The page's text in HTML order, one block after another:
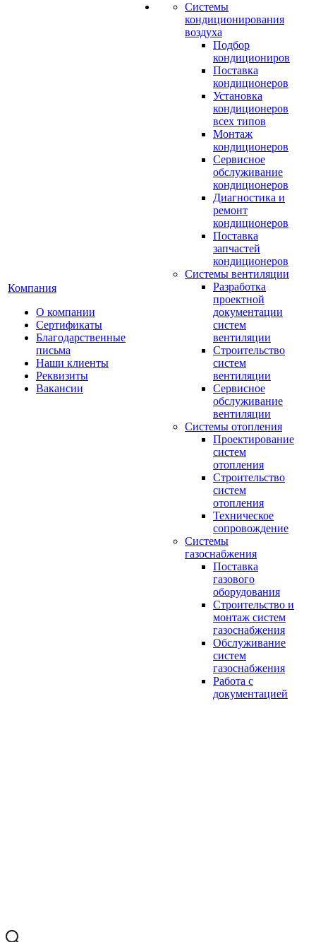
Компания
О компании
Сертификаты
Благодарственные
письма
Наши клиенты
Реквизиты
Вакансии
Системы
кондиционирования
воздуха
Подбор
кондициониров
Поставка
кондиционеров
Установка
кондиционеров
всех типов
Монтаж
кондиционеров
Сервисное
обслуживание
кондиционеров
Диагностика и
ремонт
кондиционеров
Поставка
запчастей
кондиционеров
Системы вентиляции
Разработка
проектной
документации
систем
вентиляции
Строительство
систем
вентиляции
Сервисное
обслуживание
вентиляции
Системы отопления
Проектирование
систем
отопления
Строительство
систем
отопления
Техническое
сопровождение
Системы
газоснабжения
Поставка
газового
оборудования
Строительство и
монтаж систем
газоснабжения
Обслуживание
систем
газоснабжения
Работа с
документацией